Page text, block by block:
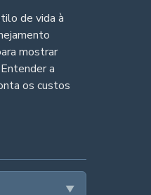
de vida à
mostrar
a
os custos